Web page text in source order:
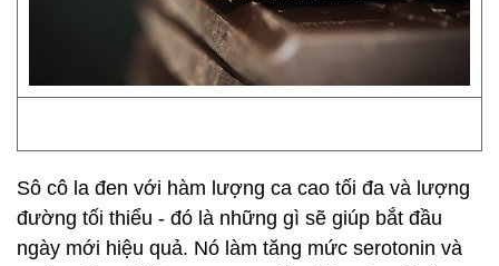
Sô cô la đen với hàm lượng ca cao tối đa và lượng
đường tối thiểu - đó là những gì sẽ giúp bắt đầu
ngày mới hiệu quả. Nó làm tăng mức serotonin và